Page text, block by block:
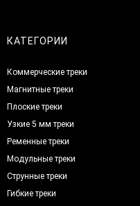
КАТЕГОРИИ
Коммерческие треки
Магнитные треки
Плоские треки
Узкие 5 мм треки
Ременные треки
Модульные треки
Струнные треки
Гибкие треки